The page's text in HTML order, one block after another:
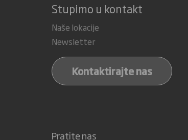
Stupimo u kontakt
Naše lokacije
Newsletter
Kontaktirajte nas
Pratite nas